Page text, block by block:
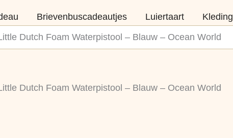
Brievenbuscadeautjes Luiertaart Kleding
Dutch Foam Waterpistool – Blauw – Ocean World
Dutch Foam Waterpistool – Blauw – Ocean World